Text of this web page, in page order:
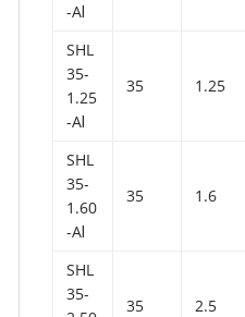
-AⅠ
SHL
35-
1.25
-AⅠ
35 1.25
SHL
35-
1.60
-AⅠ
35 1.6
SHL
35-
35 2.5